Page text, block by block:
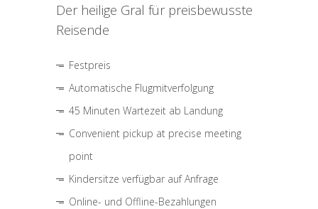
Der heilige Gral für preisbewusste
Reisende
Festpreis
Automatische Flugmitverfolgung
45 Minuten Wartezeit ab Landung
Convenient pickup at precise meeting
point
Kindersitze verfügbar auf Anfrage
Online- und Offline-Bezahlungen